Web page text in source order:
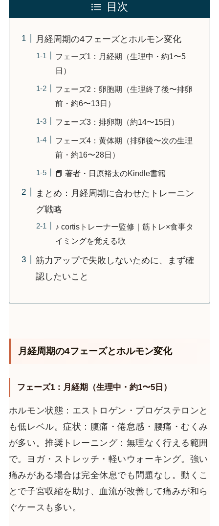
目次
月経周期の4フェーズとホルモン変化
フェーズ1：月経期（生理中・約1〜5
日）
フェーズ2：卵胞期（生理終了後〜排卵
前・約6〜13日）
フェーズ3：排卵期（約14〜15日）
フェーズ4：黄体期（排卵後〜次の生理
前・約16〜28日）
📕 著者・日原裕太のKindle書籍
まとめ：月経周期に合わせたトレーニン
グ戦略
♪ cortisトレーナー監修｜筋トレ×食事タ
イミングを覚える歌
筋力アップで失敗しないために、まず確
認したいこと
月経周期の4フェーズとホルモン変化
フェーズ1：月経期（生理中・約1〜5日）
ホルモン状態：エストロゲン・プロゲステロンと
も低レベル。症状：腹痛・倦怠感・腰痛・むくみ
が多い。推奨トレーニング：無理なく行える範囲
で。ヨガ・ストレッチ・軽いウォーキング。強い
痛みがある場合は完全休息でも問題なし。動くこ
とで子宮収縮を助け、血流が改善して痛みが和ら
ぐケースも多い。